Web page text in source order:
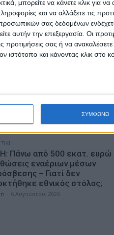
μπορείτε να κάνετε κλικ για να
και να αλλάξετε τις
σας δεδομένων
αυτήν την επεξεργασία. Οι
προτιμήσεις σας ή να ανακαλέσετε
ιστότοπο και κάνοντας κλικ στο
ΣΥΜΦΩΝΩ
Πάνω από 500 εκατ. ευρώ
εναέριων μέσων
– Γιατί δεν
εθνικός στόλος;
6 Αυγούστου, 2026